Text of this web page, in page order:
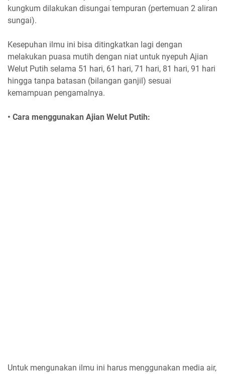
kungkum dilakukan disungai tempuran (pertemuan 2 aliran
sungai).
Kesepuhan ilmu ini bisa ditingkatkan lagi dengan
melakukan puasa mutih dengan niat untuk nyepuh Ajian
Welut Putih selama 51 hari, 61 hari, 71 hari, 81 hari, 91 hari
hingga tanpa batasan (bilangan ganjil) sesuai
kemampuan pengamalnya.
• Cara menggunakan Ajian Welut Putih:
Untuk mengunakan ilmu ini harus menggunakan media air,